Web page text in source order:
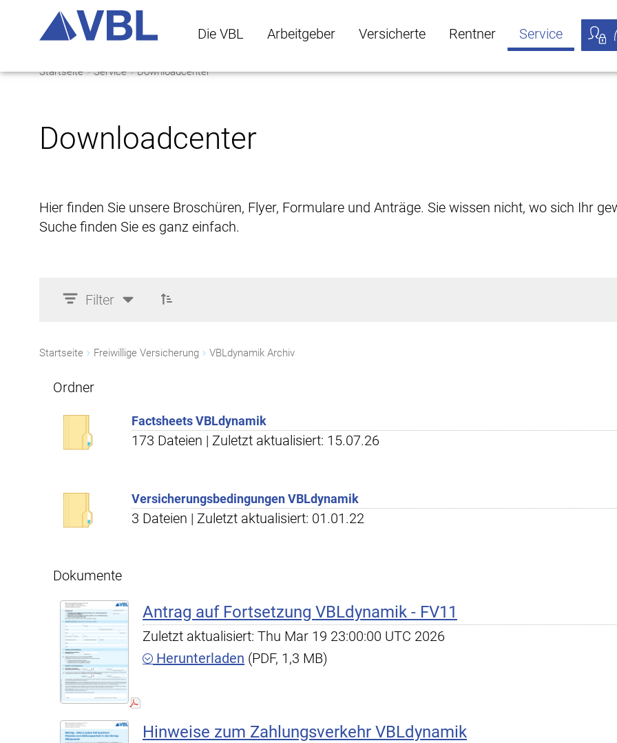
Die VBL Arbeitgeber Versicherte Rentner Service
Startseite Service Downloadcenter
Downloadcenter
Hier finden Sie unsere Broschüren, Flyer, Formulare und Anträge. Sie wissen nicht, wo sich Ihr
Suche finden Sie es ganz einfach.
Filter
Startseite Freiwillige Versicherung VBLdynamik Archiv
Ordner
Factsheets VBLdynamik
173 Dateien | Zuletzt aktualisiert: 15.07.26
Versicherungsbedingungen VBLdynamik
3 Dateien | Zuletzt aktualisiert: 01.01.22
Dokumente
Antrag auf Fortsetzung VBLdynamik - FV11
Zuletzt aktualisiert: Thu Mar 19 23:00:00 UTC 2026
Herunterladen (PDF, 1,3 MB)
Hinweise zum Zahlungsverkehr VBLdynamik